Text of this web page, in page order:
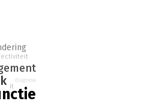
van het HPFF-raamwerk en
uw financiële functie kan
financiële functie
de organisatie een grote
it
diagnose